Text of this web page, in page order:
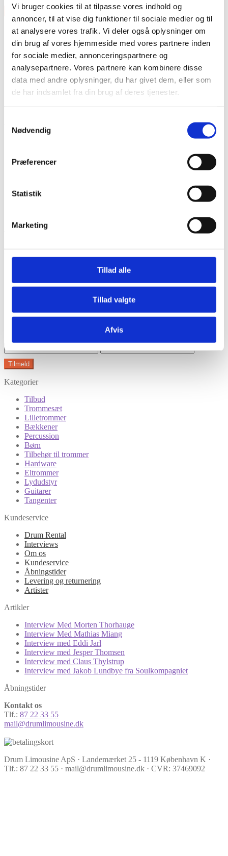
Vi bruger cookies til at tilpasse vores indhold og
annoncer, til at vise dig funktioner til sociale medier og til
at analysere vores trafik. Vi deler også oplysninger om
din brug af vores hjemmeside med vores partnere inden
for sociale medier, annonceringspartnere og
analysepartnere. Vores partnere kan kombinere disse
data med andre oplysninger, du har givet dem, eller som
de har indsamlet fra din brug af deres tjenester.
Nødvendig
Præferencer
Statistik
Marketing
Tillad alle
Tillad valgte
Afvis
Modtag nyheder på mail når vi har nye varer eller konkurrencer.
Kategorier
Tilbud
Trommesæt
Lilletrommer
Bækkener
Percussion
Børn
Tilbehør til trommer
Hardware
Eltrommer
Lydudstyr
Guitarer
Tangenter
Kundeservice
Drum Rental
Interviews
Om os
Kundeservice
Åbningstider
Levering og returnering
Artister
Artikler
Interview Med Morten Thorhauge
Interview Med Mathias Miang
Interview med Eddi Jarl
Interview med Jesper Thomsen
Interview med Claus Thylstrup
Interview med Jakob Lundbye fra Soulkompagniet
Åbningstider
Kontakt os
Tlf.: 87 22 33 55
mail@drumlimousine.dk
Drum Limousine ApS · Landemærket 25 - 1119 København K ·
Tlf.: 87 22 33 55 · mail@drumlimousine.dk · CVR: 37469092